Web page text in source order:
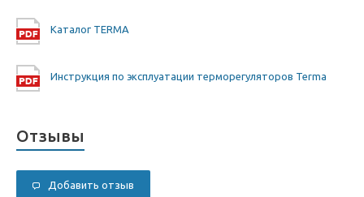
Каталог TERMA
Инструкция по эксплуатации терморегуляторов Terma
Отзывы
Добавить отзыв